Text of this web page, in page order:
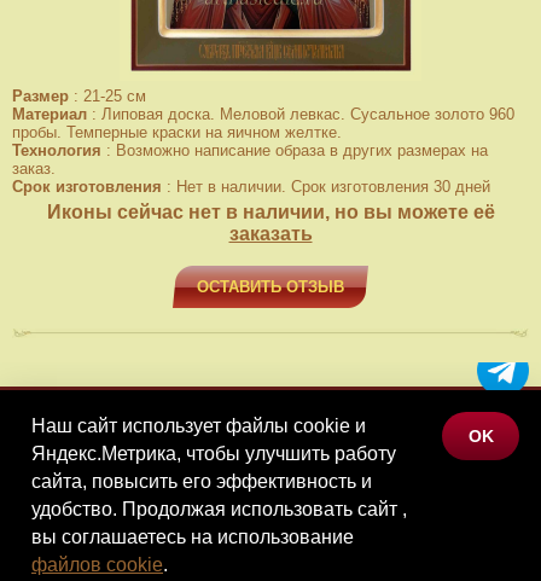
Размер : 21-25 см
Материал : Липовая доска. Меловой левкас. Сусальное золото 960
пробы. Темперные краски на яичном желтке.
Технология : Возможно написание образа в других размерах на
заказ.
Срок изготовления : Нет в наличии. Срок изготовления 30 дней
Иконы сейчас нет в наличии, но вы можете её
заказать
ОСТАВИТЬ ОТЗЫВ
МЕНЮ
КАТАЛОГ ТОВАРОВ
КОНТАКТЫ
Наш сайт использует файлы cookie и
Яндекс.Метрика, чтобы улучшить работу
сайта, повысить его эффективность и
удобство. Продолжая использовать сайт ,
вы соглашаетесь на использование
файлов cookie.
OK